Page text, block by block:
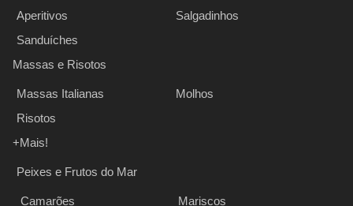
Aperitivos
Salgadinhos
Sanduíches
Massas e Risotos
Massas Italianas
Molhos
Risotos
+Mais!
Peixes e Frutos do Mar
Camarões
Mariscos